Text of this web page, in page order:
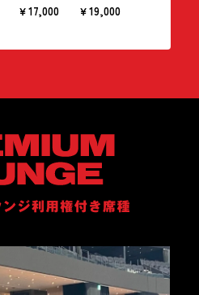
￥17,000 ￥19,000